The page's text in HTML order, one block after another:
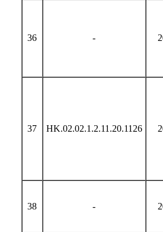
36 -
37 HK.02.02.1.2.11.20.1126
38 -